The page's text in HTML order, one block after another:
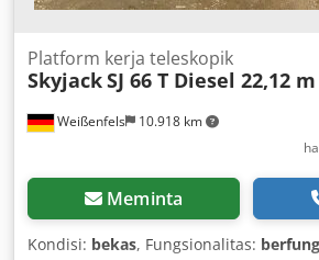
Weißenfels 10.918 km
Platform kerja teleskopik
SkyjackSJ 66 T Diesel 22,12 m
Meminta
Kondisi: bekas, Fungsionalitas: